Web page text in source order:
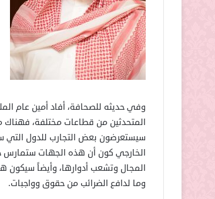
وفي حديثه للصحافة، أفاد أمين عام
المتحدثين من قطاعات مختلفة، فهناك
سيستعرضون بعض التجارب للدول التي
الخارجي كون أن هذه الجهات ستمارس
المجال وتشعب أدوارها، وأيضاً سيكون
وما لدافع الضرائب من حقوق وواجبات.